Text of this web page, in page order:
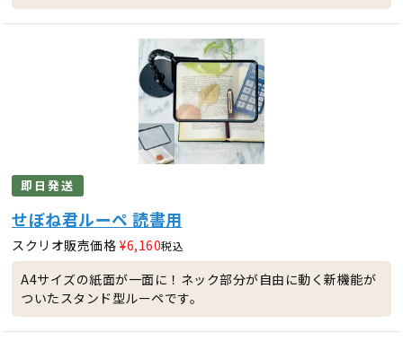
即日発送
せぼね君ルーペ 読書用
スクリオ販売価格 ¥6,160税込
A4サイズの紙面が一面に！ネック部分が自由に動く新機能が
ついたスタンド型ルーペです。